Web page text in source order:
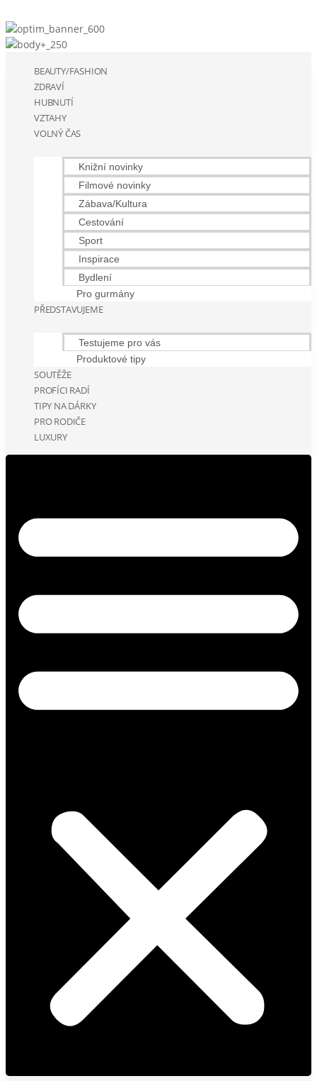
BEAUTY/FASHION
ZDRAVÍ
HUBNUTÍ
VZTAHY
VOLNÝ ČAS
Knižní novinky
Filmové novinky
Zábava/Kultura
Cestování
Sport
Inspirace
Bydlení
Pro gurmány
PŘEDSTAVUJEME
Testujeme pro vás
Produktové tipy
SOUTĚŽE
PROFÍCI RADÍ
TIPY NA DÁRKY
PRO RODIČE
LUXURY